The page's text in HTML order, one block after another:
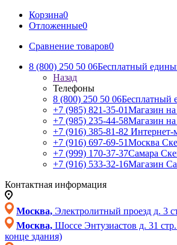
Корзина0
Отложенные0
Сравнение товаров0
8 (800) 250 50 06Бесплатный
Назад
Телефоны
8 (800) 250 50 06Бесплатный
+7 (985) 821-35-01Магазин
+7 (985) 235-44-58Магазин
+7 (916) 385-81-82 Интернет-
+7 (916) 697-69-51Москва
+7 (999) 170-37-37Самара
+7 (916) 533-32-16Магазин
Контактная информация
Москва, Электролитный проезд д. 3
Москва, Шоссе Энтузиастов д. 31
конце здания)